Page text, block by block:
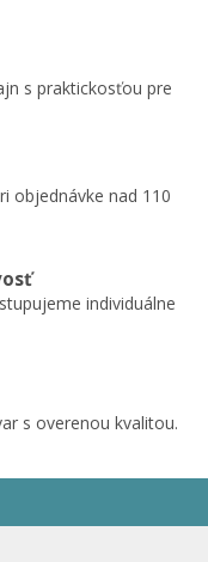
s praktickosťou pre
objednávke nad 110
individuálne
s overenou kvalitou.